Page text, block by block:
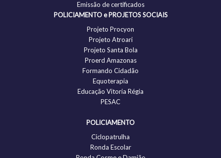
Emissão de certificados
POLICIAMENTO e PROJETOS SOCIAIS
Projeto Procyon
Projeto Atroari
Projeto Santa Bola
Proerd Amazonas
Formando Cidadão
Equoterapia
Educação Vitoria Régia
PESAC
POLICIAMENTO
Ciclopatrulha
Ronda Escolar